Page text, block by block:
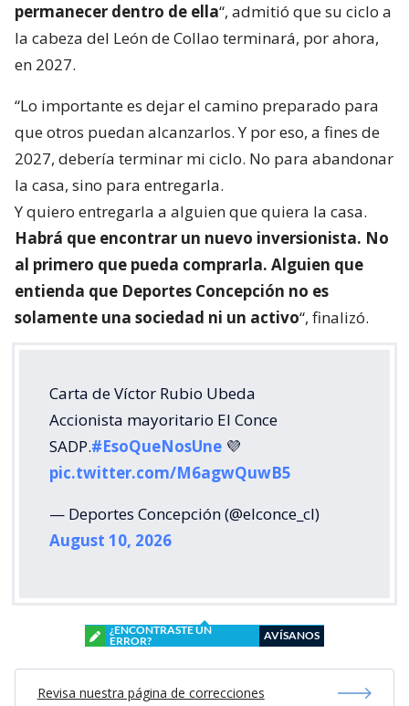
permanecer dentro de ella“, admitió que su ciclo a
la cabeza del León de Collao terminará, por ahora,
en 2027.
“Lo importante es dejar el camino preparado para
que otros puedan alcanzarlos. Y por eso, a fines de
2027, debería terminar mi ciclo. No para abandonar
la casa, sino para entregarla.
Y quiero entregarla a alguien que quiera la casa.
Habrá que encontrar un nuevo inversionista. No
al primero que pueda comprarla. Alguien que
entienda que Deportes Concepción no es
solamente una sociedad ni un activo“, finalizó.
Carta de Víctor Rubio Ubeda
Accionista mayoritario El Conce
SADP.#EsoQueNosUne 💜
pic.twitter.com/M6agwQuwB5
— Deportes Concepción (@elconce_cl)
August 10, 2026
¿ENCONTRASTE UN
ERROR?
AVÍSANOS
Revisa nuestra página de correcciones